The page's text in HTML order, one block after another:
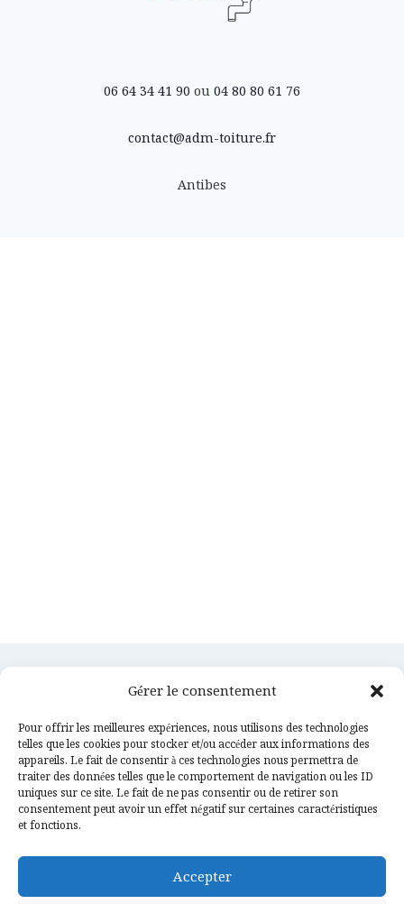
Gérer le consentement
Pour offrir les meilleures expériences, nous utilisons des technologies
telles que les cookies pour stocker et/ou accéder aux informations des
appareils. Le fait de consentir à ces technologies nous permettra de
traiter des données telles que le comportement de navigation ou les ID
uniques sur ce site. Le fait de ne pas consentir ou de retirer son
consentement peut avoir un effet négatif sur certaines caractéristiques
et fonctions.
Accepter
06 64 34 41 90 ou 04 80 80 61 76
contact@adm-toiture.fr
Antibes
Services
Couverture & Charpente